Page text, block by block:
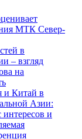
МТК Север-
в
– взгляд
на
и Китай в
Азии:
интересов и